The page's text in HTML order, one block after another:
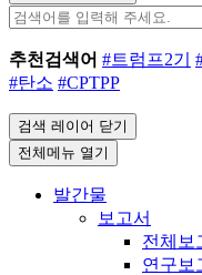
추천검색어 #트럼프2기
#탄소 #CPTPP
검색 레이어 닫기
전체메뉴 열기
발간물
보고서
전체보
연구보